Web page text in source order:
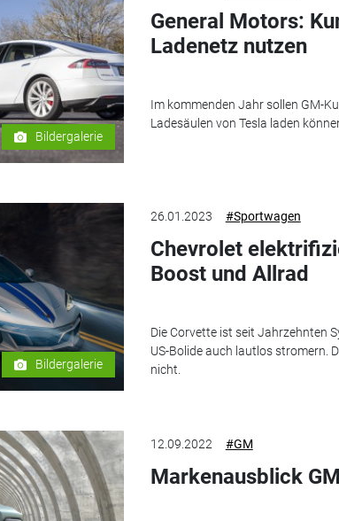
Bildergalerie
General Motors:
Ladenetz nutzen
Im kommenden Jahr sollen GM-
Ladesäulen von Tesla laden
Bildergalerie
26.01.2023 #Sportwagen
Chevrolet
Boost und Allrad
Die Corvette ist seit Jahrzehnten
US-Bolide auch lautlos stromern.
nicht.
12.09.2022 #GM
Markenausblick